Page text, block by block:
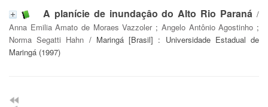
A planície de inundaçâo do Alto Rio Paraná /
Anna Emilia Amato de Moraes Vazzoler; Angelo Antônio Agostinho ;
Norma Segatti Hahn / Maringá [Brasil] : Universidade Estadual de
Maringá (1997)